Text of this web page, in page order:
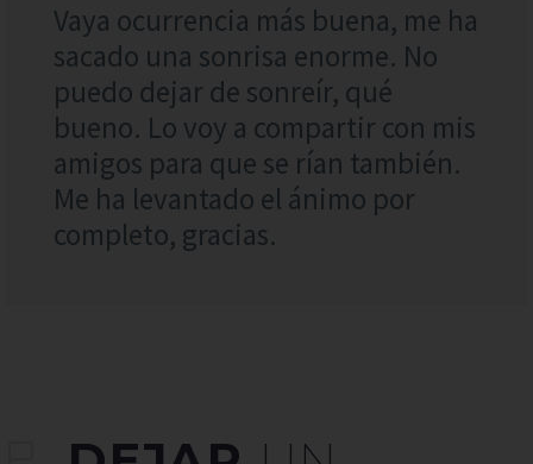
Vaya ocurrencia más buena, me ha
sacado una sonrisa enorme. No
puedo dejar de sonreír, qué
bueno. Lo voy a compartir con mis
amigos para que se rían también.
Me ha levantado el ánimo por
completo, gracias.